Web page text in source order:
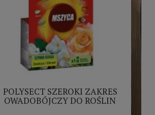
POLYSECT SZEROKI ZAKRES
OWADOBÓJCZY DO ROŚLIN